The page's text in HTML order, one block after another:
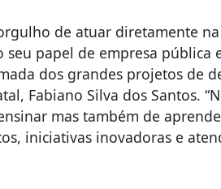
de atuar diretamente
seu papel de empresa
dos grandes projetos de
Fabiano Silva dos Santos.
mas também de
iniciativas inovadoras e